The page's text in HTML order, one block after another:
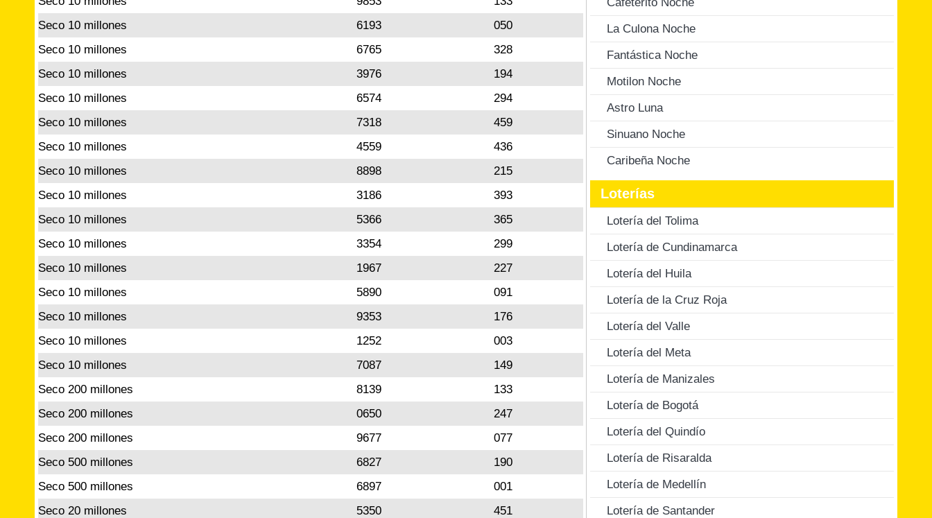
Seco 10 millones
6193
050
Seco 10 millones
6765
328
Seco 10 millones
3976
194
Seco 10 millones
6574
294
Seco 10 millones
7318
459
Seco 10 millones
4559
436
Seco 10 millones
8898
215
Seco 10 millones
3186
393
Seco 10 millones
5366
365
Seco 10 millones
3354
299
Seco 10 millones
1967
227
Seco 10 millones
5890
091
Seco 10 millones
9353
176
Seco 10 millones
1252
003
Seco 10 millones
7087
149
Seco 200 millones
8139
133
Seco 200 millones
0650
247
Seco 200 millones
9677
077
Seco 500 millones
6827
190
Seco 500 millones
6897
001
Seco 20 millones
5350
451
La Culona Noche
Fantástica Noche
Motilon Noche
Astro Luna
Sinuano Noche
Caribeña Noche
Loterías
Lotería del Tolima
Lotería de Cundinamarca
Lotería del Huila
Lotería de la Cruz Roja
Lotería del Valle
Lotería del Meta
Lotería de Manizales
Lotería de Bogotá
Lotería del Quindío
Lotería de Risaralda
Lotería de Medellín
Lotería de Santander